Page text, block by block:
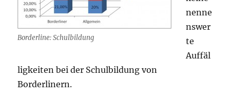
Borderline: Schulbildung
nenne
nswer
te
Auffäl
ligkeiten bei der Schulbildung von
Borderlinern.